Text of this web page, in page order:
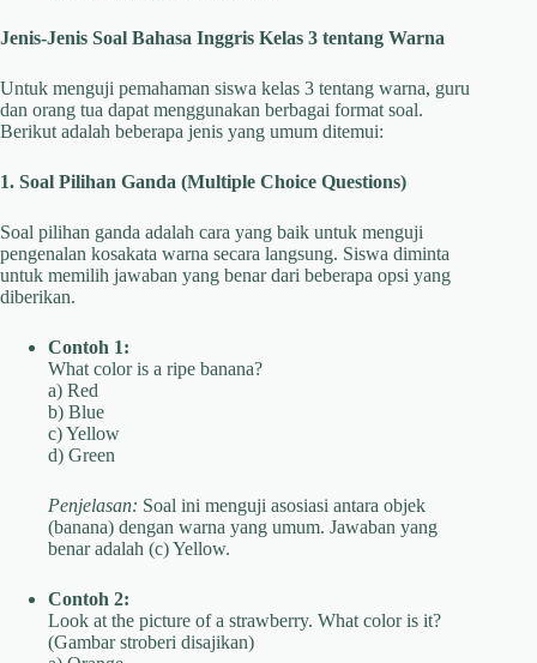
Jenis-Jenis Soal Bahasa Inggris Kelas 3 tentang Warna
Untuk menguji pemahaman siswa kelas 3 tentang warna, guru
dan orang tua dapat menggunakan berbagai format soal.
Berikut adalah beberapa jenis yang umum ditemui:
1. Soal Pilihan Ganda (Multiple Choice Questions)
Soal pilihan ganda adalah cara yang baik untuk menguji
pengenalan kosakata warna secara langsung. Siswa diminta
untuk memilih jawaban yang benar dari beberapa opsi yang
diberikan.
Contoh 1:
What color is a ripe banana?
a) Red
b) Blue
c) Yellow
d) Green
Penjelasan: Soal ini menguji asosiasi antara objek
(banana) dengan warna yang umum. Jawaban yang
benar adalah (c) Yellow.
Contoh 2:
Look at the picture of a strawberry. What color is it?
(Gambar stroberi disajikan)